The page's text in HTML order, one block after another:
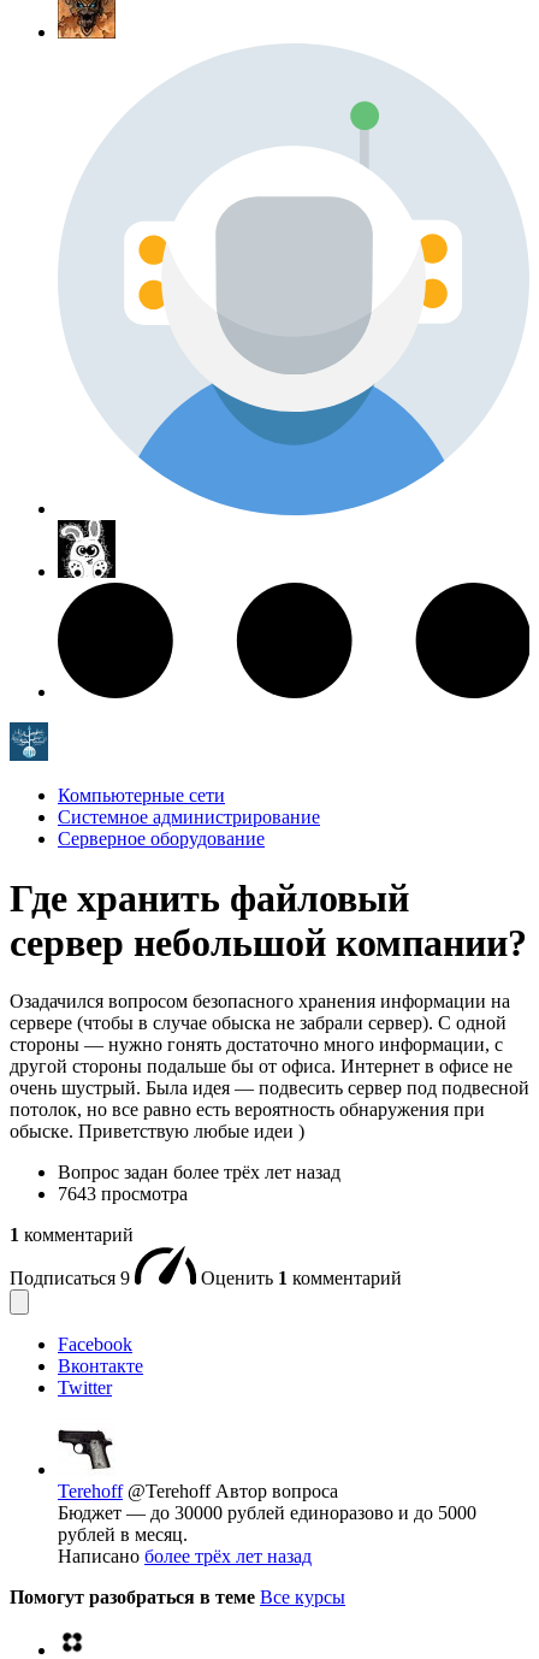
Компьютерные сети
Системное администрирование
Серверное оборудование
Где хранить файловый
сервер небольшой компании?
Озадачился вопросом безопасного хранения информации на
сервере (чтобы в случае обыска не забрали сервер). С одной
стороны — нужно гонять достаточно много информации, с
другой стороны подальше бы от офиса. Интернет в офисе не
очень шустрый. Была идея — подвесить сервер под подвесной
потолок, но все равно есть вероятность обнаружения при
обыске. Приветствую любые идеи )
Вопрос задан более трёх лет назад
7643 просмотра
1 комментарий
Подписаться 9 Оценить 1 комментарий
Facebook
Вконтакте
Twitter
Terehoff @Terehoff Автор вопроса
Бюджет — до 30000 рублей единоразово и до 5000
рублей в месяц.
Написано более трёх лет назад
Помогут разобраться в теме Все курсы